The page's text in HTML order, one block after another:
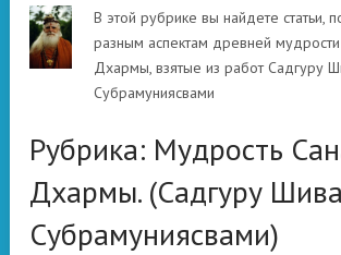
В этой рубрике вы найдете статьи,
разным аспектам древней мудрости
Дхармы, взятые из работ Садгуру
Субрамуниясвами
Рубрика: Мудрость
Дхармы. (Садгуру
Субрамуниясвами)